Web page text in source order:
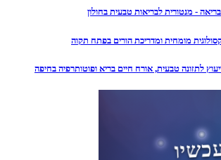
- מנטורית לבריאות טבעית בחולון
מומחית ומדריכת הורים בפתח תקוה
לתזונה טבעית, אורח חיים בריא ופוטותרפיה בחיפה